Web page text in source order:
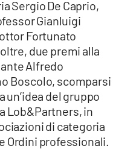
Sergio De Caprio,
Gianluigi
Fortunato
due premi alla
Alfredo
Boscolo, scomparsi
un’idea del gruppo
Lob&Partners, in
di categoria
Ordini professionali.